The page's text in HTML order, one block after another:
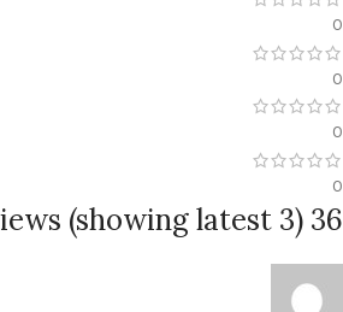
0
0
0
0
36 reviews (showing latest 3)